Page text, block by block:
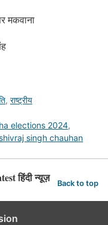
मकवाना
, राष्ट्रीय
elections 2024,
singh chauhan
हिंदी न्यूज़ Back to top